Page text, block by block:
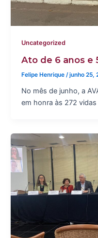
Uncategorized
Ato de 6 anos e
Felipe Henrique/junho 25,
No mês de junho, a
em honra às 272